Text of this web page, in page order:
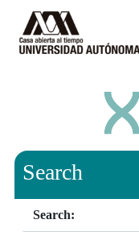
Search
Search: